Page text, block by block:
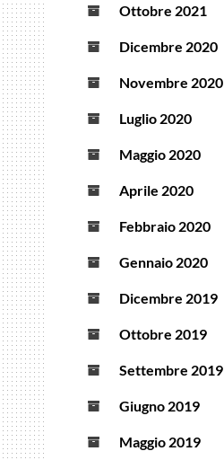
Ottobre 2021
Dicembre 2020
Novembre 2020
Luglio 2020
Maggio 2020
Aprile 2020
Febbraio 2020
Gennaio 2020
Dicembre 2019
Ottobre 2019
Settembre 2019
Giugno 2019
Maggio 2019